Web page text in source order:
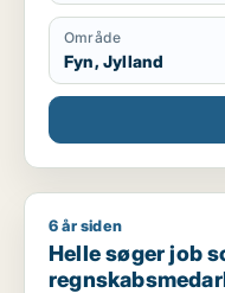
Område
Fyn, Jylland
Helle søger job som
6 år siden
Helle søger job